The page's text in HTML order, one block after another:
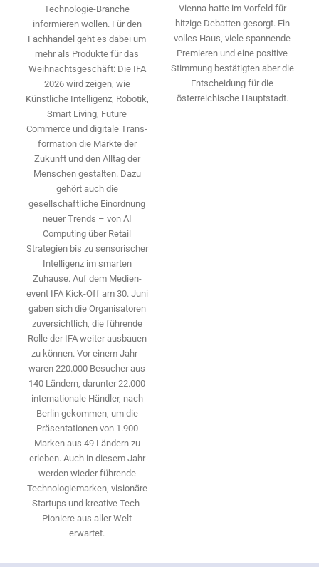
Technologie-­Branche
informieren wollen. Für den
Fachhandel geht es dabei um
mehr als Produkte für das
Weihnachtsgeschäft: Die IFA
2026 wird ­zeigen, wie
Künstliche Intelligenz, Robotik,
Smart Living, Future
Commerce und digitale Trans­
formation die Märkte der
Zukunft und den Alltag der
Menschen gestalten. Dazu
gehört auch die
gesellschaftliche Einordnung
neuer Trends – von AI
Computing über Retail
Strategien bis zu sensorischer
Intelligenz im smarten
Zuhause. Auf dem Medien­
event IFA Kick-Off am 30. Juni
gaben sich die Organisatoren
zuversichtlich, die führende
Rolle der IFA weiter ausbauen
zu können. Vor einem Jahr ­
waren 220.000 Besucher aus
140 ­Ländern, ­darunter 22.000
internationale Händler, nach
Berlin gekommen, um die
Präsen­tationen von 1.900
Marken aus 49 Ländern zu
erleben. Auch in diesem Jahr
werden wieder führende
Technologiemarken, visionäre
Startups und ­kreative Tech-
Pioniere aus aller Welt
erwartet.
Vienna hatte im Vorfeld für
hitzige Debatten gesorgt. Ein
volles Haus, viele spannende
Premieren und eine positive
Stimmung bestätigten aber die
Entscheidung für die
österreichische Hauptstadt.